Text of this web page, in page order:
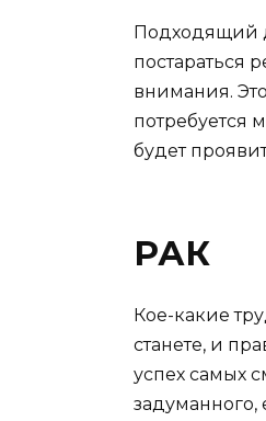
Подходящий
постараться
внимания.
потребуется
будет
РАК
Кое-какие
станете, и
успех самых
задуманного,